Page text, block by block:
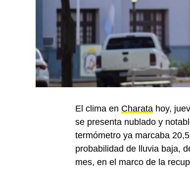
El clima en Charata hoy,
se presenta nublado y
termómetro ya marcaba
probabilidad de lluvia baja,
mes, en el marco de la